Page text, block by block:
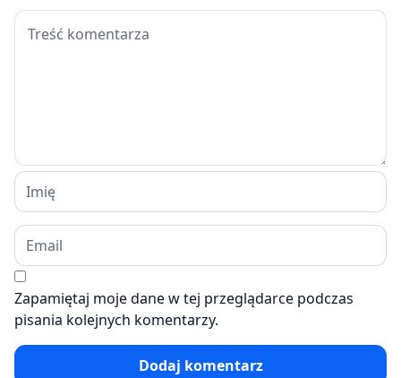
Zapamiętaj moje dane w tej przeglądarce podczas
pisania kolejnych komentarzy.
Dodaj komentarz